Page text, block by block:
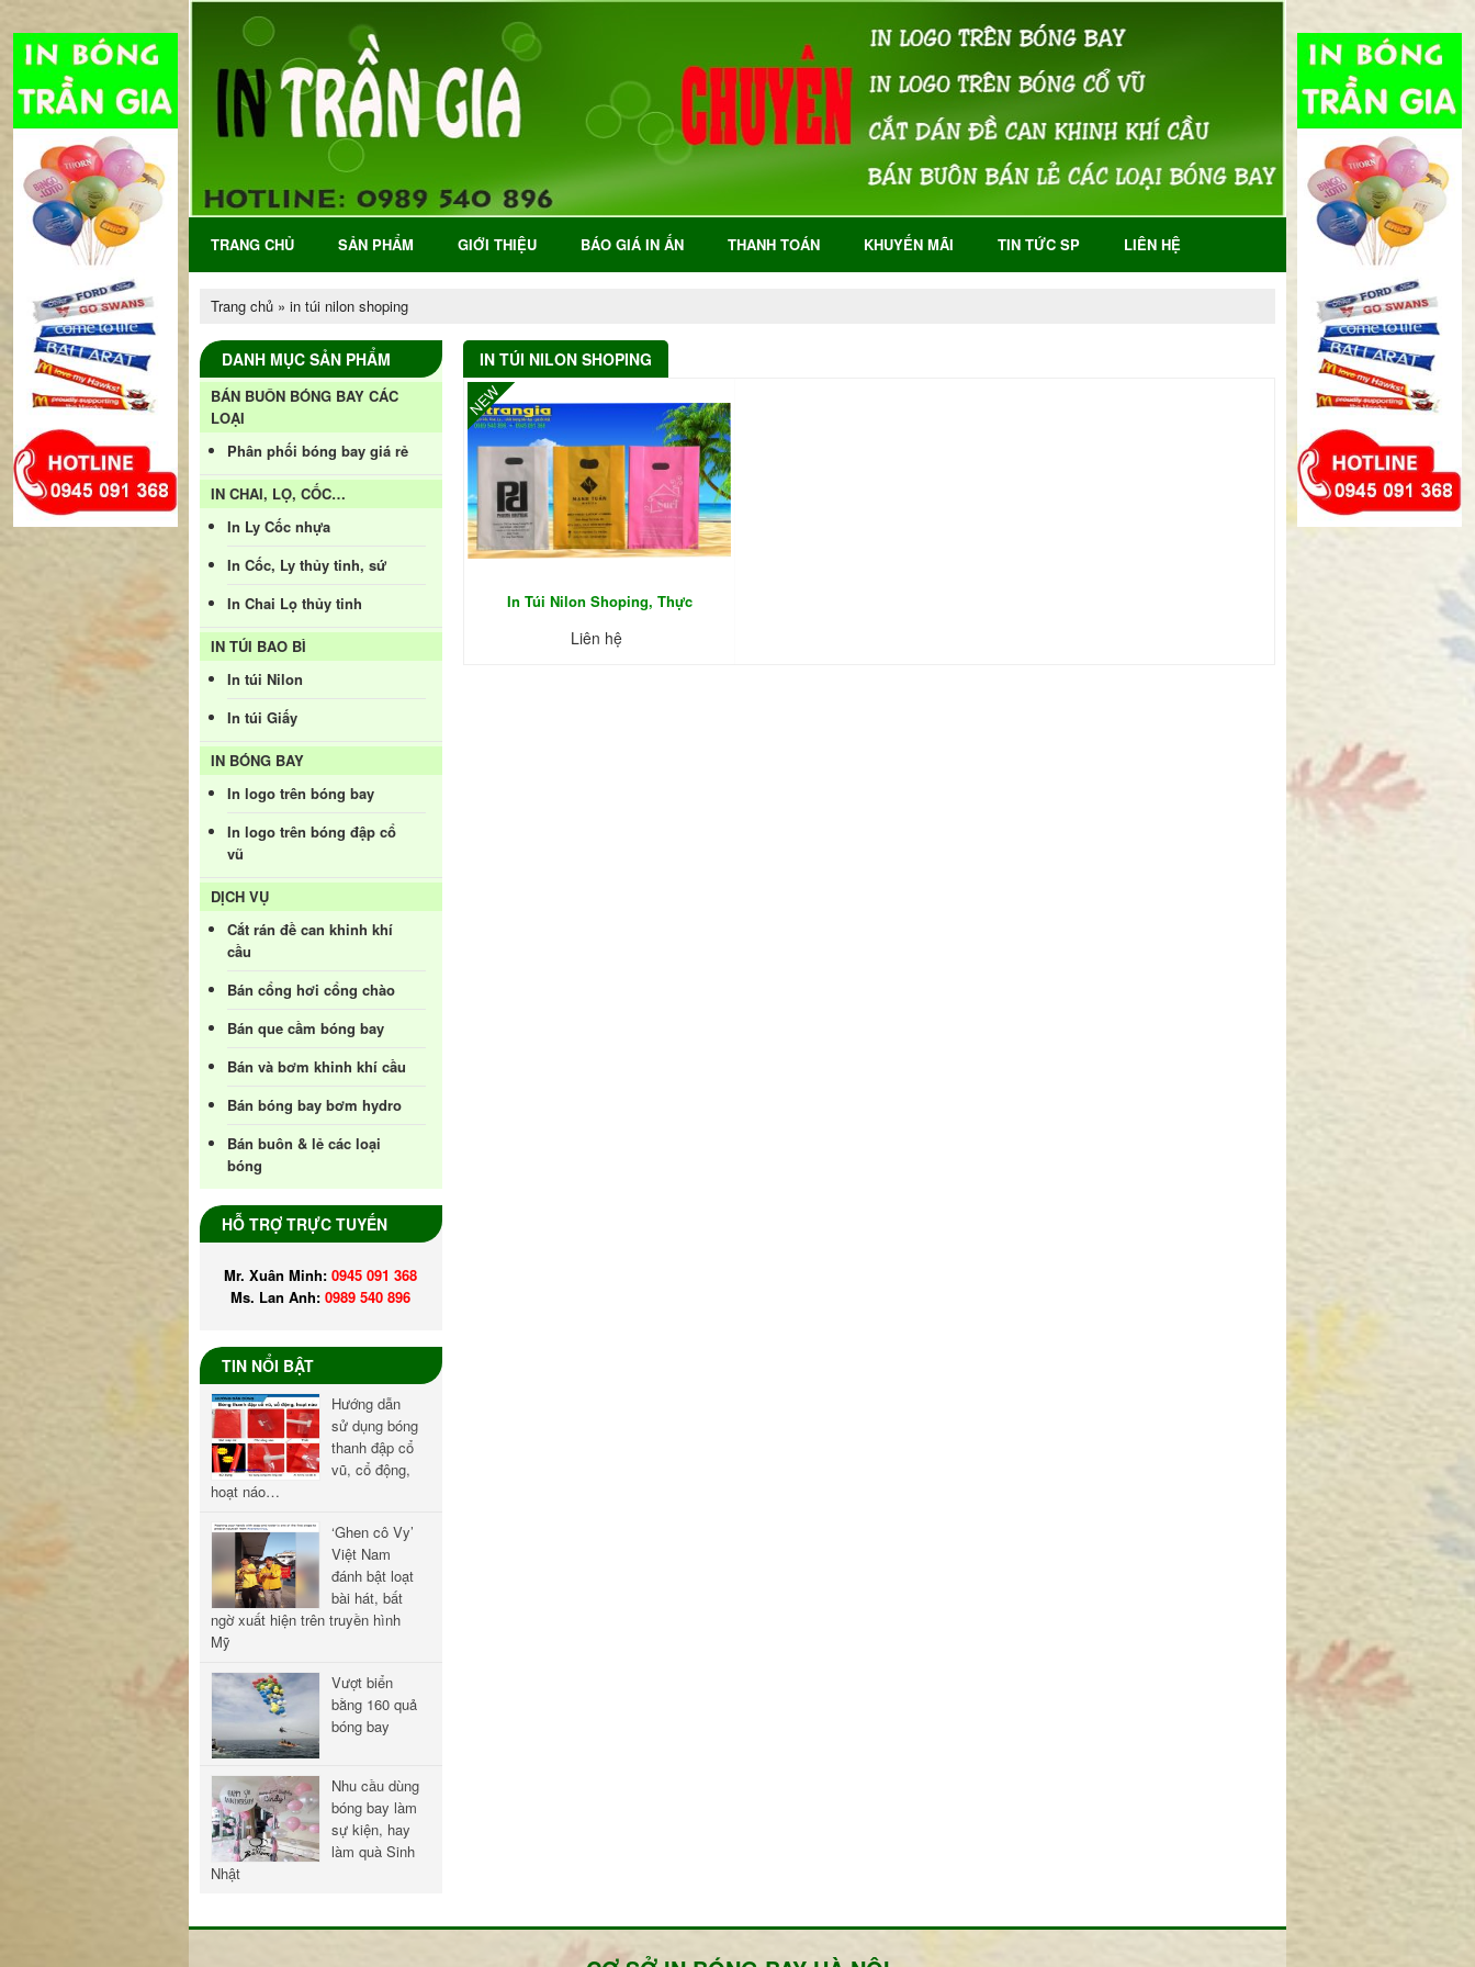
TRANG CHỦ SẢN PHẨM GIỚI THIỆU BÁO GIÁ IN ẤN THANH TOÁN KHUYẾN MÃI TIN TỨC SP LIÊN HỆ
Trang chủ » in túi nilon shoping
IN TÚI NILON SHOPING
In Túi Nilon Shoping, Thực
Liên hệ
NEW
DANH MỤC SẢN PHẨM
BÁN BUÔN BÓNG BAY CÁC
LOẠI
Phân phối bóng bay giá rẻ
IN CHAI, LỌ, CỐC…
In Ly Cốc nhựa
In Cốc, Ly thủy tinh, sứ
In Chai Lọ thủy tinh
IN TÚI BAO BÌ
In túi Nilon
In túi Giấy
IN BÓNG BAY
In logo trên bóng bay
In logo trên bóng đập cổ
vũ
DỊCH VỤ
Cắt rán đề can khinh khí
cầu
Bán cổng hơi cổng chào
Bán que cầm bóng bay
Bán và bơm khinh khí cầu
Bán bóng bay bơm hydro
Bán buôn & lẻ các loại
bóng
HỖ TRỢ TRỰC TUYẾN
Mr. Xuân Minh: 0945 091 368
Ms. Lan Anh: 0989 540 896
TIN NỔI BẬT
Hướng dẫn
sử dụng bóng
thanh đập cổ
vũ, cổ động,
hoạt náo…
‘Ghen cô Vy’
Việt Nam
đánh bật loạt
bài hát, bất
ngờ xuất hiện trên truyền hình
Mỹ
Vượt biển
bằng 160 quả
bóng bay
Nhu cầu dùng
bóng bay làm
sự kiện, hay
làm quà Sinh
Nhật